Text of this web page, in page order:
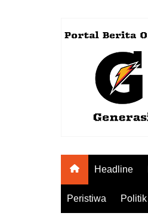
Headline
Peristiwa Politik